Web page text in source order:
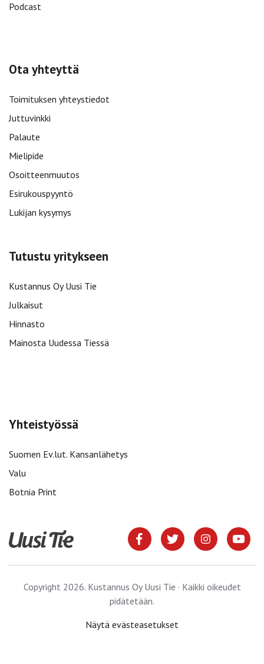
Podcast
Ota yhteyttä
Toimituksen yhteystiedot
Juttuvinkki
Palaute
Mielipide
Osoitteenmuutos
Esirukouspyyntö
Lukijan kysymys
Tutustu yritykseen
Kustannus Oy Uusi Tie
Julkaisut
Hinnasto
Mainosta Uudessa Tiessä
Yhteistyössä
Suomen Ev.lut. Kansanlähetys
Valu
Botnia Print
Copyright 2026. Kustannus Oy Uusi Tie · Kaikki oikeudet
pidätetään.
Näytä evästeasetukset